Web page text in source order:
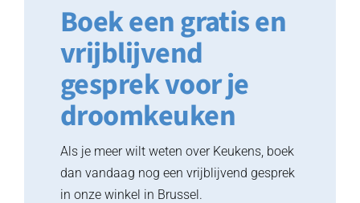
Boek een gratis en
vrijblijvend
gesprek voor je
droomkeuken
Als je meer wilt weten over Keukens, boek
dan vandaag nog een vrijblijvend gesprek
in onze winkel in Brussel.